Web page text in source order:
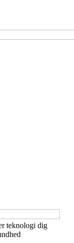
teknologi dig